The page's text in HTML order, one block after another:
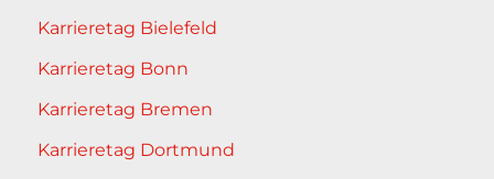
Karrieretag Bielefeld
Karrieretag Bonn
Karrieretag Bremen
Karrieretag Dortmund